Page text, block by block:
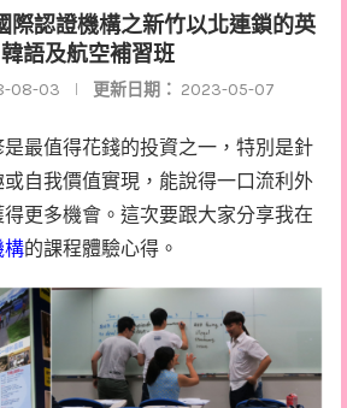
際認證機構之新竹以北連鎖的英
韓語及航空補習班
08-03 更新日期： 2023-05-07
最值得花錢的投資之一，特別是針
自我價值實現，能說得一口流利外
更多機會。這次要跟大家分享我在
構的課程體驗心得。